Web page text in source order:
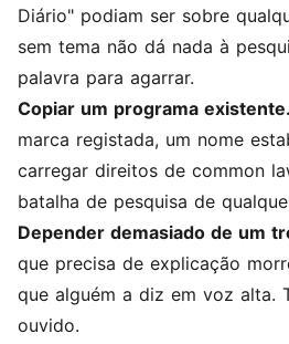
Diário" podiam ser sobre
sem tema não dá nada à
palavra para agarrar.
Copiar um programa existente.
marca registada, um nome
carregar direitos de common
batalha de pesquisa de
Depender demasiado de um
que precisa de explicação
que alguém a diz em voz alta.
ouvido.